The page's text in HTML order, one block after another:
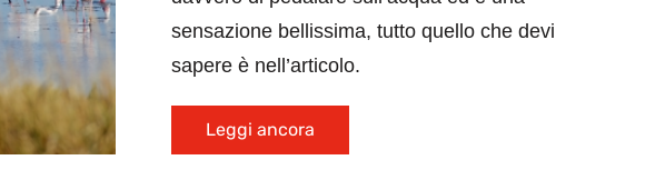
sensazione bellissima, tutto quello che devi
sapere è nell’articolo.
Leggi ancora